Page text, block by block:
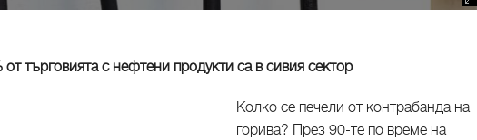
търговията с нефтени продукти са в сивия сектор
Колко се печели от контрабанда на
горива? През 90-те по време на